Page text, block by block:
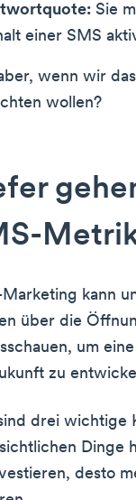
Sie
einer SMS
wenn wir
wollen?
kann
über die
um
zu
drei wichtige
Dinge
desto